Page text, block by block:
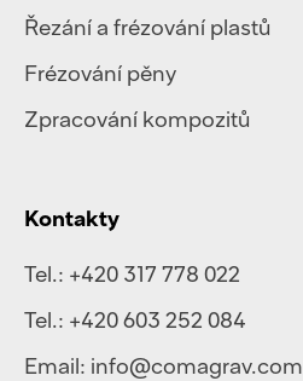
Řezání a frézování plastů
Frézování pěny
Zpracování kompozitů
Kontakty
Tel.: +420 317 778 022
Tel.: +420 603 252 084
Email: info@comagrav.com